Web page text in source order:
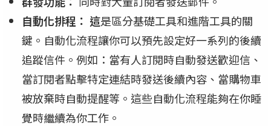
自動化排程： 這是區分基礎工具和進階工具的關
鍵。自動化流程讓你可以預先設定好一系列的後續
追蹤信件。例如：當有人訂閱時自動發送歡迎信、
當訂閱者點擊特定連結時發送後續內容、當購物車
被放棄時自動提醒等。這些自動化流程能夠在你睡
覺時繼續為你工作。